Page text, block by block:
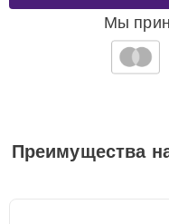
Мы
Преимущества